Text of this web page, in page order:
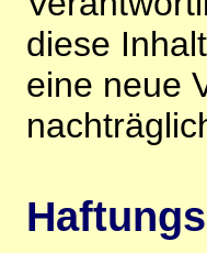
diese
eine neue